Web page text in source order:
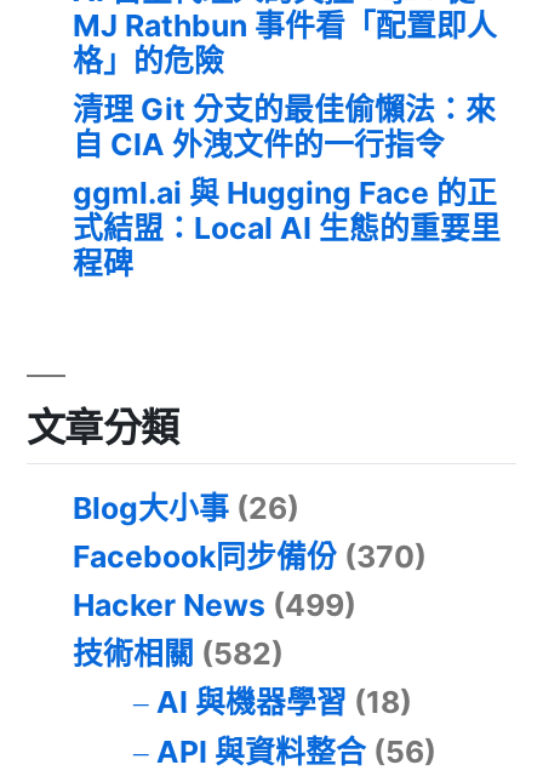
MJ Rathbun 事件看「配置即人
格」的危險
清理 Git 分支的最佳偷懶法：來
自 CIA 外洩文件的一行指令
ggml.ai 與 Hugging Face 的正
式結盟：Local AI 生態的重要里
程碑
文章分類
Blog大小事 (26)
Facebook同步備份 (370)
Hacker News (499)
技術相關 (582)
AI 與機器學習 (18)
API 與資料整合(56)